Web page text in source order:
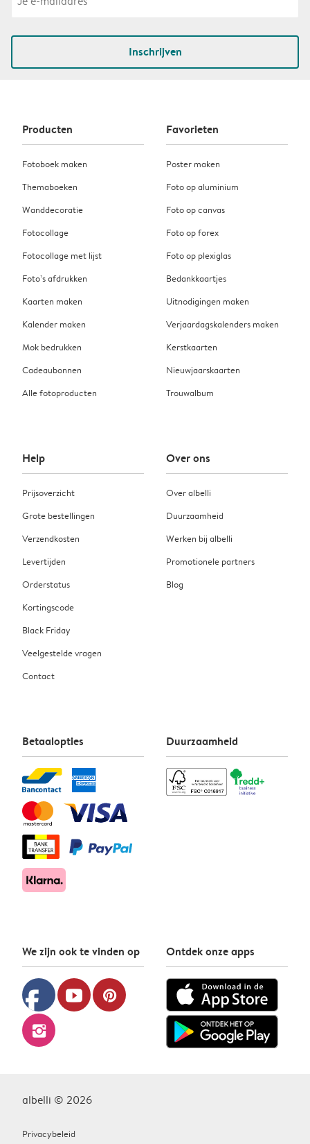
Inschrijven
Producten
Fotoboek maken
Themaboeken
Wanddecoratie
Fotocollage
Fotocollage met lijst
Foto’s afdrukken
Kaarten maken
Kalender maken
Mok bedrukken
Cadeaubonnen
Alle fotoproducten
Favorieten
Poster maken
Foto op aluminium
Foto op canvas
Foto op forex
Foto op plexiglas
Bedankkaartjes
Uitnodigingen maken
Verjaardagskalenders maken
Kerstkaarten
Nieuwjaarskaarten
Trouwalbum
Help
Prijsoverzicht
Grote bestellingen
Verzendkosten
Levertijden
Orderstatus
Kortingscode
Black Friday
Veelgestelde vragen
Contact
Over ons
Over albelli
Duurzaamheid
Werken bij albelli
Promotionele partners
Blog
Betaalopties Duurzaamheid
We zijn ook te vinden op
facebook youtube pinterest
instagram
Ontdek onze apps
albelli © 2026
Privacybeleid